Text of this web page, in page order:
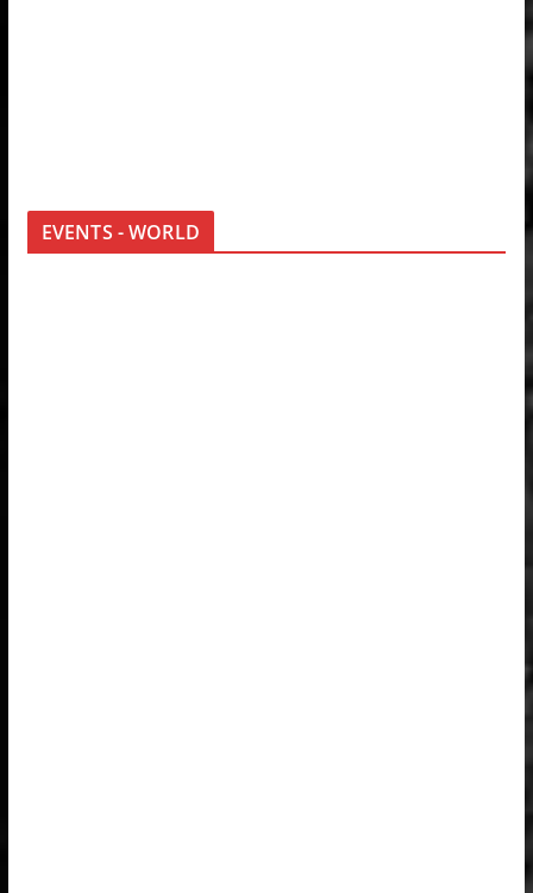
EVENTS - WORLD